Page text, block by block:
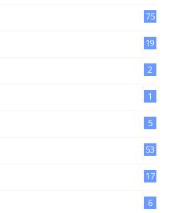
75
19
2
1
5
53
17
6